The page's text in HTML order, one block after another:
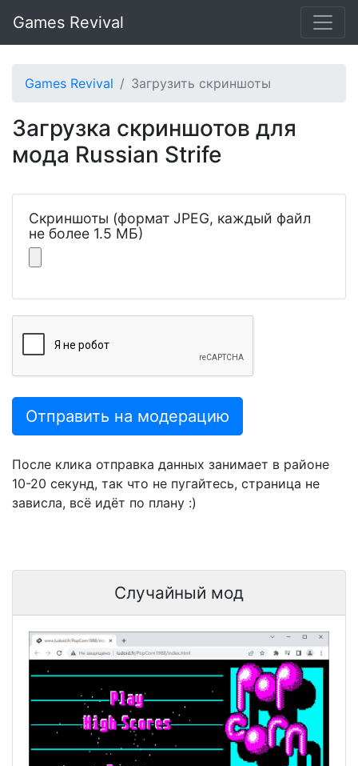
Games Revival
Games Revival Загрузить скриншоты
Загрузка скриншотов для
мода Russian Strife
Скриншоты (формат JPEG, каждый файл
не более 1.5 МБ)
Отправить на модерацию
После клика отправка данных занимает в районе
10-20 секунд, так что не пугайтесь, страница не
зависла, всё идёт по плану :)
Случайный мод